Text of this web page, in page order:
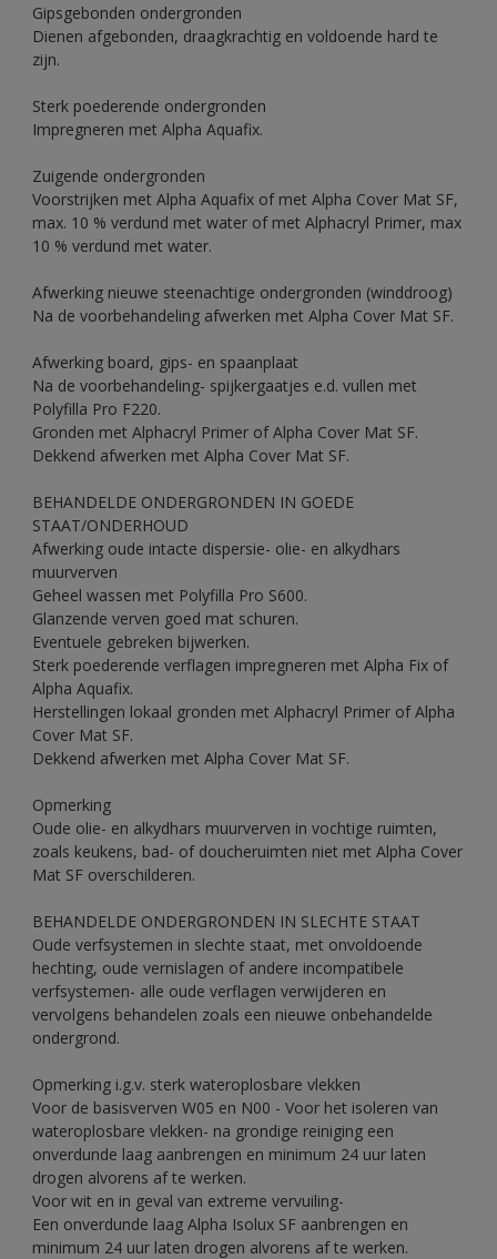
Gipsgebonden ondergronden
Dienen afgebonden, draagkrachtig en voldoende hard te
zijn.
Sterk poederende ondergronden
Impregneren met Alpha Aquafix.
Zuigende ondergronden
Voorstrijken met Alpha Aquafix of met Alpha Cover Mat SF,
max. 10 % verdund met water of met Alphacryl Primer, max
10 % verdund met water.
Afwerking nieuwe steenachtige ondergronden (winddroog)
Na de voorbehandeling afwerken met Alpha Cover Mat SF.
Afwerking board, gips- en spaanplaat
Na de voorbehandeling- spijkergaatjes e.d. vullen met
Polyfilla Pro F220.
Gronden met Alphacryl Primer of Alpha Cover Mat SF.
Dekkend afwerken met Alpha Cover Mat SF.
BEHANDELDE ONDERGRONDEN IN GOEDE
STAAT/ONDERHOUD
Afwerking oude intacte dispersie- olie- en alkydhars
muurverven
Geheel wassen met Polyfilla Pro S600.
Glanzende verven goed mat schuren.
Eventuele gebreken bijwerken.
Sterk poederende verflagen impregneren met Alpha Fix of
Alpha Aquafix.
Herstellingen lokaal gronden met Alphacryl Primer of Alpha
Cover Mat SF.
Dekkend afwerken met Alpha Cover Mat SF.
Opmerking
Oude olie- en alkydhars muurverven in vochtige ruimten,
zoals keukens, bad- of doucheruimten niet met Alpha Cover
Mat SF overschilderen.
BEHANDELDE ONDERGRONDEN IN SLECHTE STAAT
Oude verfsystemen in slechte staat, met onvoldoende
hechting, oude vernislagen of andere incompatibele
verfsystemen- alle oude verflagen verwijderen en
vervolgens behandelen zoals een nieuwe onbehandelde
ondergrond.
Opmerking i.g.v. sterk wateroplosbare vlekken
Voor de basisverven W05 en N00 - Voor het isoleren van
wateroplosbare vlekken- na grondige reiniging een
onverdunde laag aanbrengen en minimum 24 uur laten
drogen alvorens af te werken.
Voor wit en in geval van extreme vervuiling-
Een onverdunde laag Alpha Isolux SF aanbrengen en
minimum 24 uur laten drogen alvorens af te werken.